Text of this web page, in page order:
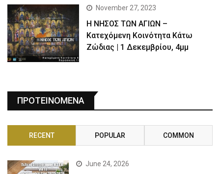
November 27, 2023
Η ΝΗΣΟΣ ΤΩΝ ΑΓΙΩΝ –
Κατεχόμενη Κοινότητα Κάτω
Ζώδιας | 1 Δεκεμβρίου, 4μμ
ΠΡΟΤΕΙΝΟΜΕΝΑ
RECENT POPULAR COMMON
June 24, 2026